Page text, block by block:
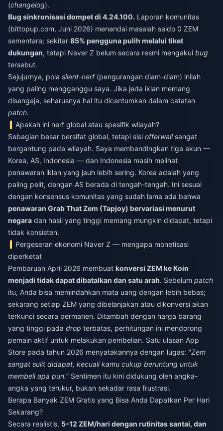
(changelog).
Bug sinkronisasi dompet di 4.24.100. Laporan komunitas
(bittopup.com, Juni 2026) menandai masalah saldo 0 ZEM
sementara; sekitar 85% pengguna pulih melalui tiket
dukungan, tetapi Naver Z belum secara resmi mengakui bug
tersebut.
Sejujurnya, pola silent-nerf(pengurangan diam-diam) inilah
yang paling mengganggu saya. Jika jeda iklan memang
disengaja, seharusnya hal itu dicantumkan dalam catatan
patch.
Apakah ini nerf global atau spesifik wilayah?
Sebagian besar bersifat global, tetapi sisi offerwallsangat
bergantung pada wilayah. Saya membandingkan tiga akun —
Korea, AS, Indonesia — dan Indonesia masih melihat
penawaran iklan yang jauh lebih sering. Korea adalah yang
paling pelit, dengan AS berada di tengah-tengah. Ini sesuai
dengan konsensus komunitas yang sudah lama ada bahwa
penawaran Grab That Zem (Tapjoy) bervariasi menurut
negara dan hasil yang tinggi memang mungkin didapat, tetapi
tidak konsisten.
Pergeseran ekonomi Naver Z — mengapa monetisasi
diperketat
Pembaruan April 2026 membuat konversi ZEM ke Koin
menjadi tidak dapat dibatalkan dan satu arah. Sebelum patch
itu, Anda bisa memindahkan mata uang dengan lebih bebas;
sekarang setiap ZEM yang dibelanjakan atau dikonversi akan
terkunci secara permanen. Ditambah dengan harga barang
yang tinggi pada drop terbatas, perhitungan ini mendorong
pemain aktif untuk melakukan pembelian. Satu ulasan App
Store pada tahun 2026 menyatakannya dengan lugas: "Zem
sangat sulit didapat, kecuali kamu cukup beruntung untuk
membeli apa pun." Sentimen itu kini didukung oleh angka-
angka yang terukur, bukan sekadar rasa frustrasi.
Berapa Banyak ZEM Gratis yang Bisa Anda Dapatkan Per Hari
Sekarang?
Secara realistis, 5–12 ZEM/hari dengan rutinitas santai, dan